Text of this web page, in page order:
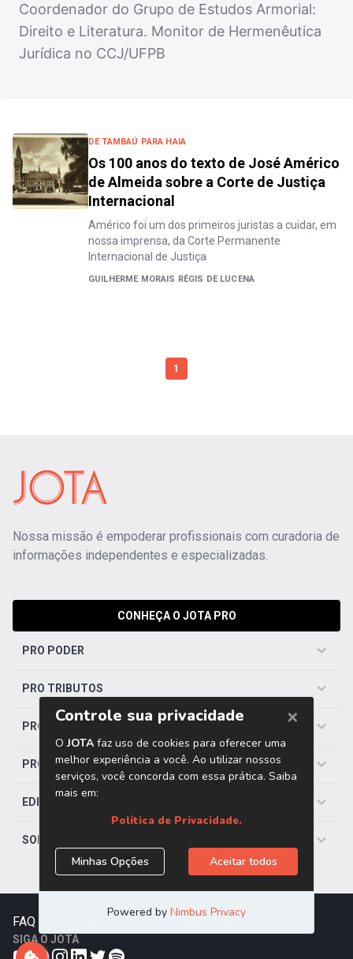
Coordenador do Grupo de Estudos Armorial:
Direito e Literatura. Monitor de Hermenêutica
Jurídica no CCJ/UFPB
DE TAMBAÚ PARA HAIA
Os 100 anos do texto de José Américo
de Almeida sobre a Corte de Justiça
Internacional
Américo foi um dos primeiros juristas a cuidar, em
nossa imprensa, da Corte Permanente
Internacional de Justiça
GUILHERME MORAIS RÉGIS DE LUCENA
1
Nossa missão é empoderar profissionais com curadoria de
informações independentes e especializadas.
CONHEÇA O JOTA PRO
PRO PODER
PRO TRIBUTOS
PRO TRABALHISTA
PRO SAÚDE
EDITORIAS
SOBRE O JOTA
FAQ Trabalhe Conosco
SIGA O JOTA